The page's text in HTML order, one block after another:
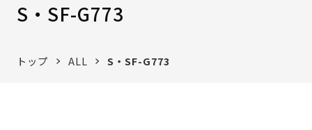
S・SF-G773
トップ ALL S・SF-G773